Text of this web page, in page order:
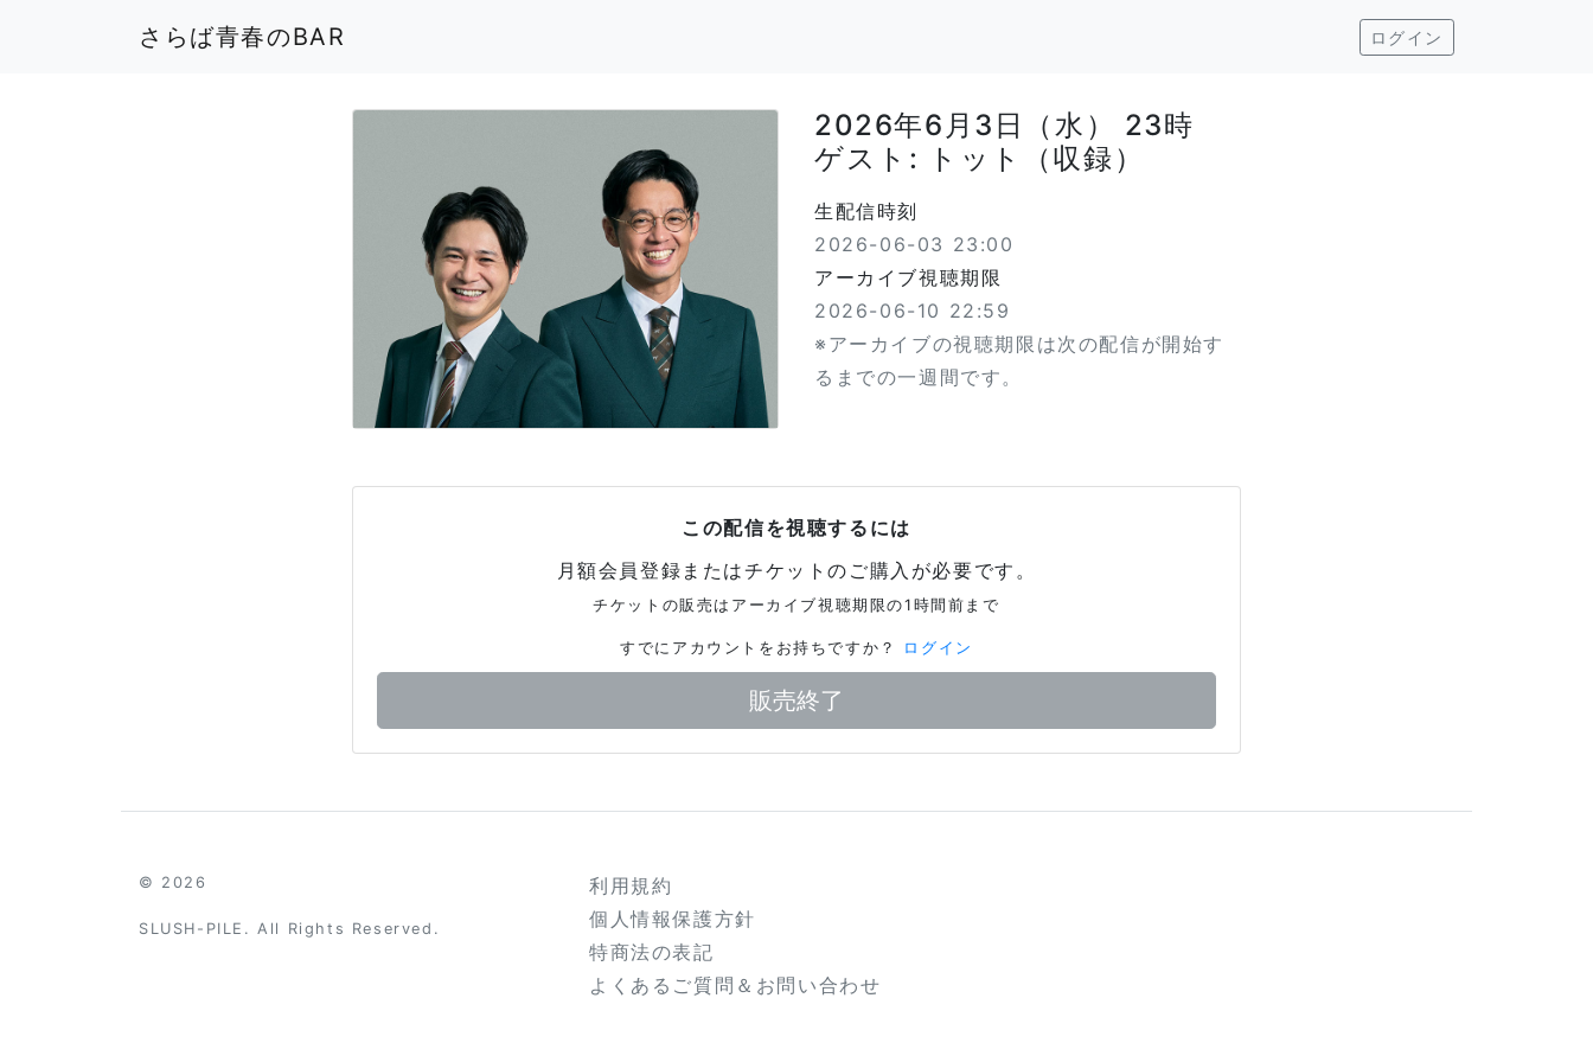
さらば青春のBAR ログイン
2026年6月3日（水） 23時
ゲスト: トット（収録）
生配信時刻
2026-06-03 23:00
アーカイブ視聴期限
2026-06-10 22:59
※アーカイブの視聴期限は次の配信が開始す
るまでの一週間です。
この配信を視聴するには
月額会員登録またはチケットのご購入が必要です。
チケットの販売はアーカイブ視聴期限の1時間前まで
すでにアカウントをお持ちですか？ ログイン
販売終了
© 2026
SLUSH-PILE. All Rights Reserved.
利用規約
個人情報保護方針
特商法の表記
よくあるご質問＆お問い合わせ